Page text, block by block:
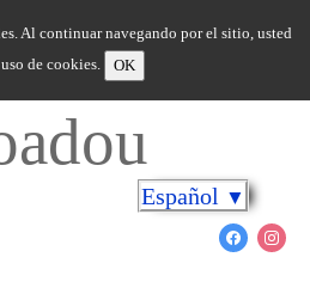
Al continuar navegando por el sitio, usted
de cookies.
OK
Español ▼